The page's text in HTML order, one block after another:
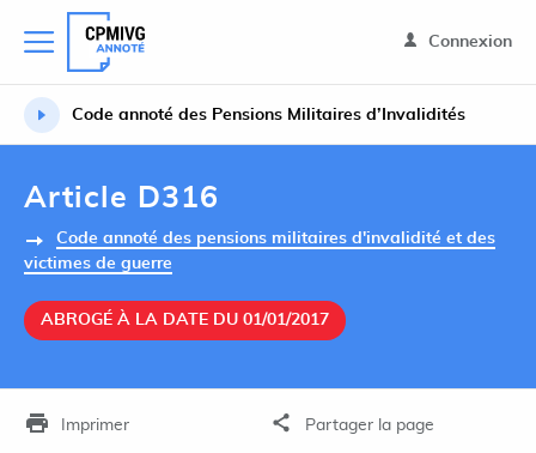
Connexion
Code annoté des Pensions Militaires d’Invalidités
Article D316
Code annoté des pensions militaires d'invalidité et des
victimes de guerre
ABROGÉ À LA DATE DU 01/01/2017
Imprimer Partager la page